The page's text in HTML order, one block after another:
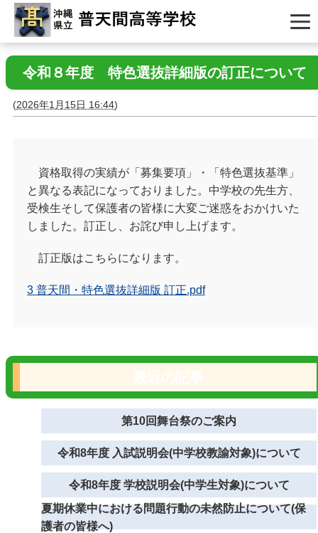
令和８年度 特色選抜詳細版の訂正について
(2026年1月15日 16:44)
資格取得の実績が「募集要項」・「特色選抜基準」
と異なる表記になっておりました。中学校の先生方、
受検生そして保護者の皆様に大変ご迷惑をおかけいた
しました。訂正し、お詫び申し上げます。
訂正版はこちらになります。
3 普天間・特色選抜詳細版 訂正.pdf
第10回舞台祭のご案内
令和8年度 入試説明会(中学校教諭対象)について
令和8年度 学校説明会(中学生対象)について
夏期休業中における問題行動の未然防止について(保
護者の皆様へ)